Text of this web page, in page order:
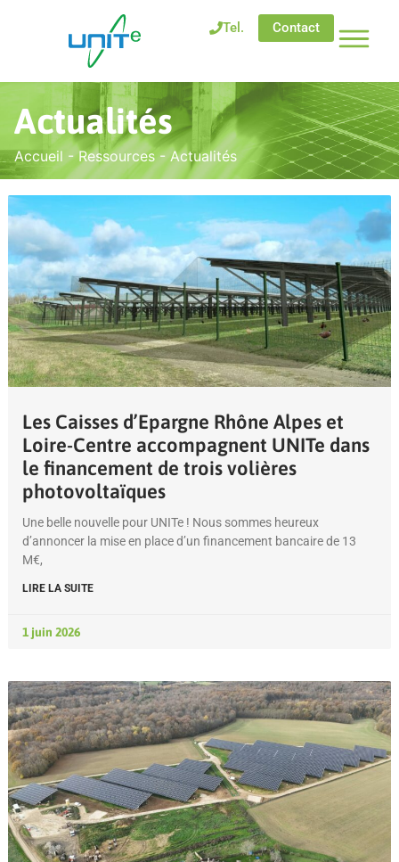
Tel. Contact
Actualités
Accueil -Ressources-Actualités
Les Caisses d’Epargne Rhône Alpes et
Loire-Centre accompagnent UNITe dans
le financement de trois volières
photovoltaïques
Une belle nouvelle pour UNITe ! Nous sommes heureux
d’annoncer la mise en place d’un financement bancaire de 13
M€,
LIRE LA SUITE
1 juin 2026